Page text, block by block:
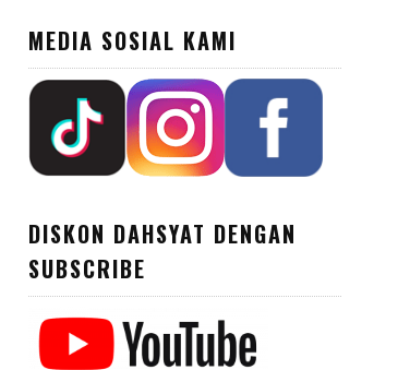
MEDIA SOSIAL KAMI
DISKON DAHSYAT DENGAN
SUBSCRIBE